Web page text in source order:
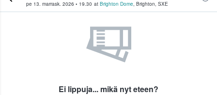
pe 13. marrask. 2026 • 19.30 at Brighton Dome, Brighton, SXE
Ei lippuja... mikä nyt eteen?